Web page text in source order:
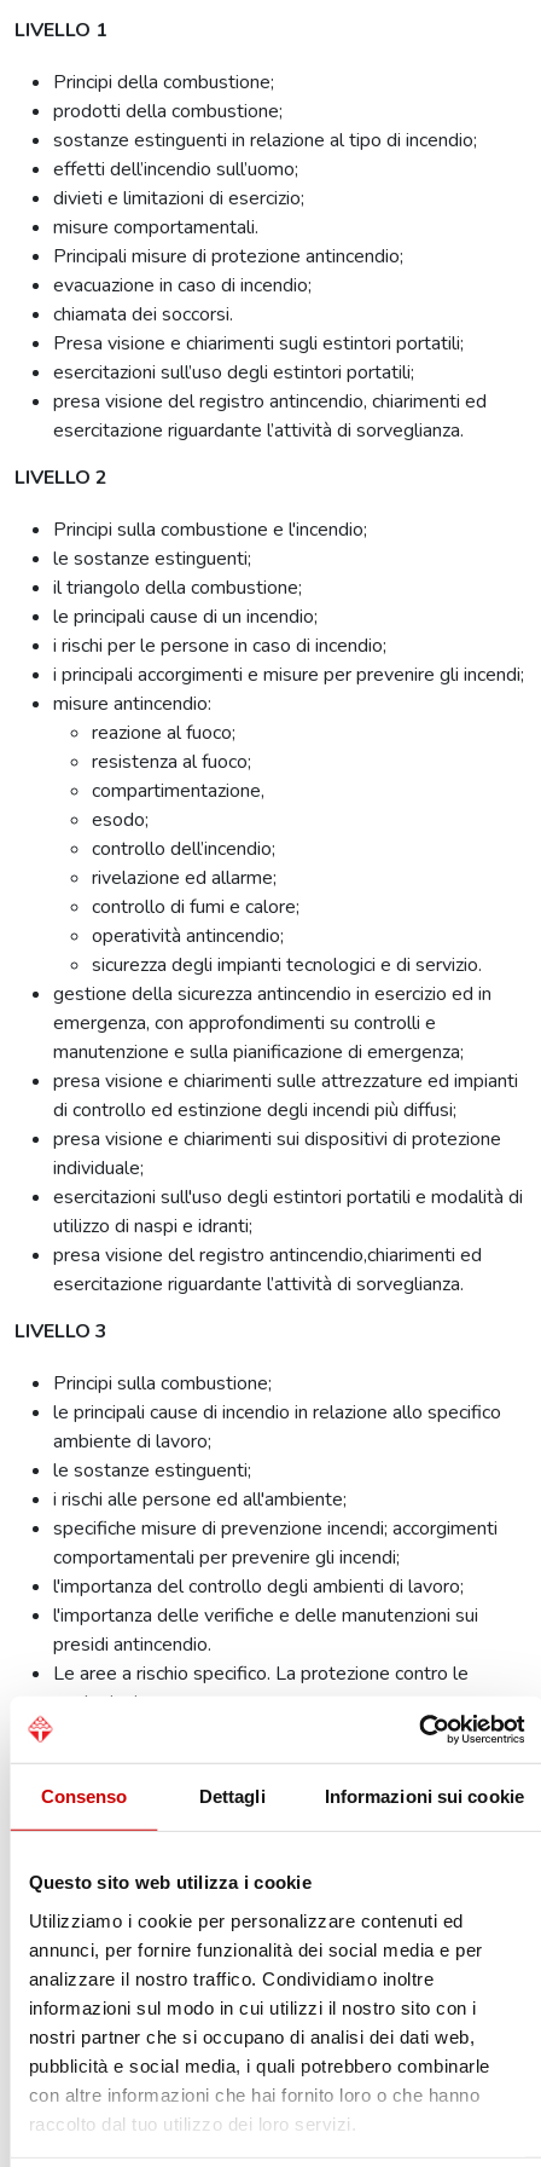
Consenso Dettagli Informazioni sui cookie
Questo sito web utilizza i cookie
Utilizziamo i cookie per personalizzare contenuti ed
annunci, per fornire funzionalità dei social media e per
analizzare il nostro traffico. Condividiamo inoltre
informazioni sul modo in cui utilizzi il nostro sito con i
nostri partner che si occupano di analisi dei dati web,
pubblicità e social media, i quali potrebbero combinarle
con altre informazioni che hai fornito loro o che hanno
raccolto dal tuo utilizzo dei loro servizi.
LIVELLO 1
Principi della combustione;
prodotti della combustione;
sostanze estinguenti in relazione al tipo di incendio;
effetti dell’incendio sull’uomo;
divieti e limitazioni di esercizio;
misure comportamentali.
Principali misure di protezione antincendio;
evacuazione in caso di incendio;
chiamata dei soccorsi.
Presa visione e chiarimenti sugli estintori portatili;
esercitazioni sull’uso degli estintori portatili;
presa visione del registro antincendio, chiarimenti ed
esercitazione riguardante l’attività di sorveglianza.
LIVELLO 2
Principi sulla combustione e l'incendio;
le sostanze estinguenti;
il triangolo della combustione;
le principali cause di un incendio;
i rischi per le persone in caso di incendio;
i principali accorgimenti e misure per prevenire gli incendi;
misure antincendio:
reazione al fuoco;
resistenza al fuoco;
compartimentazione,
esodo;
controllo dell’incendio;
rivelazione ed allarme;
controllo di fumi e calore;
operatività antincendio;
sicurezza degli impianti tecnologici e di servizio.
gestione della sicurezza antincendio in esercizio ed in
emergenza, con approfondimenti su controlli e
manutenzione e sulla pianificazione di emergenza;
presa visione e chiarimenti sulle attrezzature ed impianti
di controllo ed estinzione degli incendi più diffusi;
presa visione e chiarimenti sui dispositivi di protezione
individuale;
esercitazioni sull'uso degli estintori portatili e modalità di
utilizzo di naspi e idranti;
presa visione del registro antincendio,chiarimenti ed
esercitazione riguardante l’attività di sorveglianza.
LIVELLO 3
Principi sulla combustione;
le principali cause di incendio in relazione allo specifico
ambiente di lavoro;
le sostanze estinguenti;
i rischi alle persone ed all'ambiente;
specifiche misure di prevenzione incendi; accorgimenti
comportamentali per prevenire gli incendi;
l'importanza del controllo degli ambienti di lavoro;
l'importanza delle verifiche e delle manutenzioni sui
presidi antincendio.
Le aree a rischio specifico. La protezione contro le
esplosioni.
reazione al fuoco;
resistenza al fuoco;
rivelazione ed allarme;
controllo dell’incendio;
operatività antincendio;
gestione della sicurezza antincendio in esercizio ed
in
emergenza.
controlli e la manutenzione
Il piano di emergenza:
procedure di emergenza;